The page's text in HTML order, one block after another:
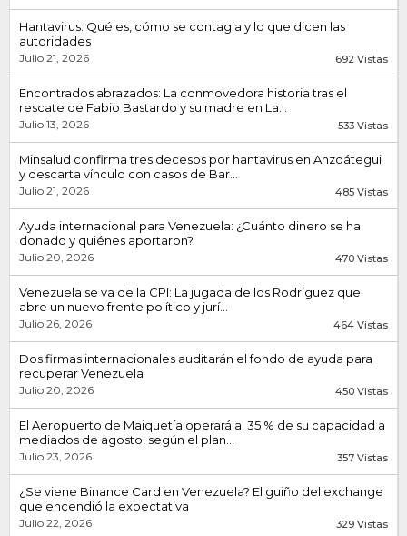
Hantavirus: Qué es, cómo se contagia y lo que dicen las
autoridades
Julio 21, 2026 692 Vistas
Encontrados abrazados: La conmovedora historia tras el
rescate de Fabio Bastardo y su madre en La...
Julio 13, 2026 533 Vistas
Minsalud confirma tres decesos por hantavirus en Anzoátegui
y descarta vínculo con casos de Bar...
Julio 21, 2026 485 Vistas
Ayuda internacional para Venezuela: ¿Cuánto dinero se ha
donado y quiénes aportaron?
Julio 20, 2026 470 Vistas
Venezuela se va de la CPI: La jugada de los Rodríguez que
abre un nuevo frente político y jurí...
Julio 26, 2026 464 Vistas
Dos firmas internacionales auditarán el fondo de ayuda para
recuperar Venezuela
Julio 20, 2026 450 Vistas
El Aeropuerto de Maiquetía operará al 35 % de su capacidad a
mediados de agosto, según el plan...
Julio 23, 2026 357 Vistas
¿Se viene Binance Card en Venezuela? El guiño del exchange
que encendió la expectativa
Julio 22, 2026 329 Vistas